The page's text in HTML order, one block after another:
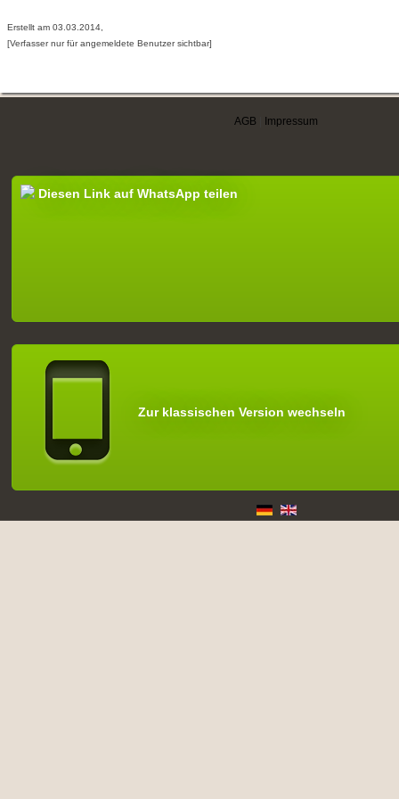
Erstellt am 03.03.2014,
[Verfasser nur für angemeldete Benutzer sichtbar]
AGB Impressum
Diesen Link auf WhatsApp teilen
Zur klassischen Version wechseln